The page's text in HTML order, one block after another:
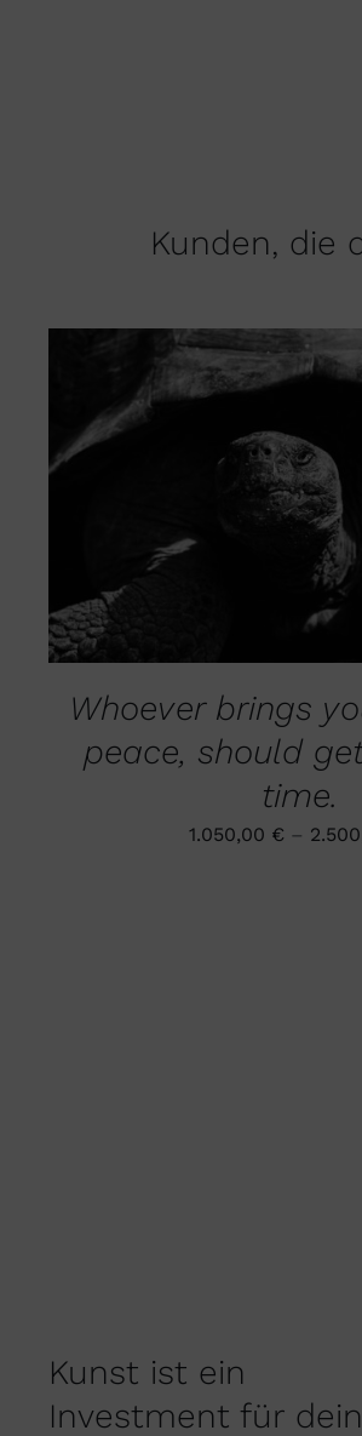
Kunden, die
AUSFÜHRUNG WÄHLEN
AUF.
Whoever brings
peace, should
time.
1.050,00 € –
Kunst ist ein
Investment für dein